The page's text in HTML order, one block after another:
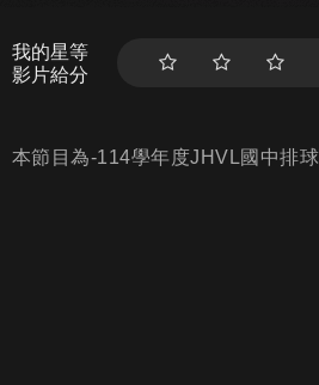
我的星等
影片給分
本節目為-114學年度JHVL國中排